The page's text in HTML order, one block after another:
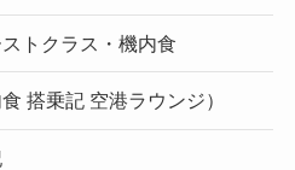
トクラス・機内食
搭乗記 空港ラウンジ）